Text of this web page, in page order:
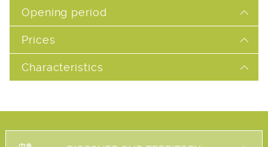
Opening period
Prices
Characteristics